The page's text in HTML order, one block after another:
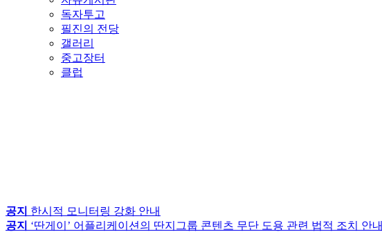
독자투고
필진의 전당
갤러리
중고장터
클럽
공지 한시적 모니터링 강화 안내
공지 ‘딴게이’ 어플리케이션의 딴지그룹 콘텐츠 무단 도용 관련 법적 조치 안내